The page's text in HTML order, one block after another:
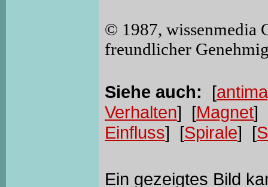
© 1987, wissenmedia
freundlicher
Siehe auch: [
Verhalten] [Magnet]
Einfluss] [Spirale] [
Ein gezeigtes Bild